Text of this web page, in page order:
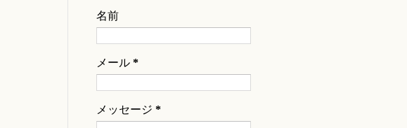
名前
メール *
メッセージ *